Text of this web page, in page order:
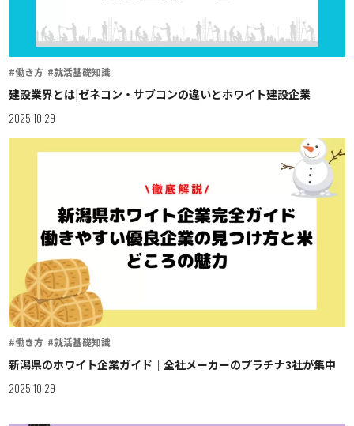
#働き方 #就活基礎知識
建設業界とは|ゼネコン・サブコンの違いとホワイト建設企業
2025.10.29
#働き方 #就活基礎知識
新潟県のホワイト企業ガイド｜全社メーカーのプラチナ3社が集中
2025.10.29